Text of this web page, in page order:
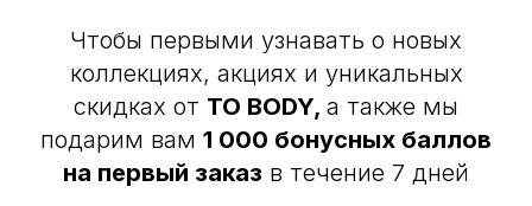
Чтобы первыми узнавать о новых
коллекциях, акциях и уникальных
скидках от TO BODY, а также мы
подарим вам 1 000 бонусных баллов
на первый заказ в течение 7 дней